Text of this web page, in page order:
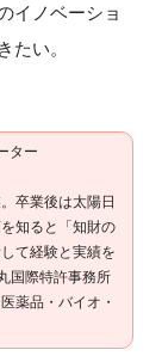
イノベーショ
たい。
ター
卒業後は太陽日
知ると「知財の
て経験と実績を
国際特許事務所
薬品・バイオ・